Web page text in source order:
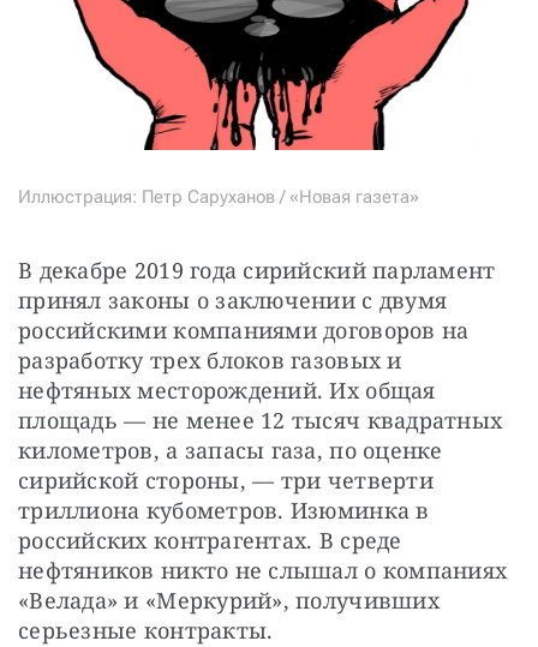
Иллюстрация: Петр Саруханов / «Новая газета»
В декабре 2019 года сирийский парламент
принял законы о заключении с двумя
российскими компаниями договоров на
разработку трех блоков газовых и
нефтяных месторождений. Их общая
площадь — не менее 12 тысяч квадратных
километров, а запасы газа, по оценке
сирийской стороны, — три четверти
триллиона кубометров. Изюминка в
российских контрагентах. В среде
нефтяников никто не слышал о компаниях
«Велада» и «Меркурий», получивших
серьезные контракты.